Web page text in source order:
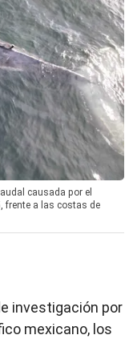
causada por el
frente a las costas de
investigación por
mexicano, los